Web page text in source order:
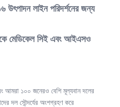
লাইন পরিদর্শনের জন্য
মেডিকেল সিই এবং আইএসও
আমরা ১০০ জনেরও বেশি মূল্যবান দলের
দল সৌন্দর্যের অংশগ্রহণ করে